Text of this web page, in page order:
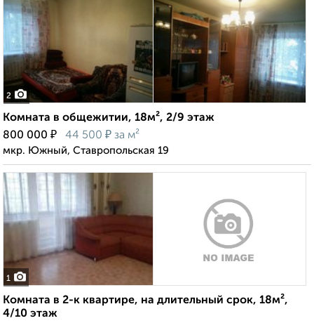
2
Комната в общежитии, 18м², 2/9 этаж
800 000 ₽ 44 500 ₽ за м²
мкр. Южный, Ставропольская 19
1
Комната в 2-к квартире, на длительный срок, 18м²,
4/10 этаж